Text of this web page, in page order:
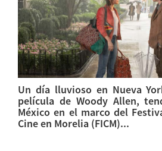
Un día lluvioso en Nueva
película de Woody Allen,
México en el marco del
Cine en Morelia (FICM)...